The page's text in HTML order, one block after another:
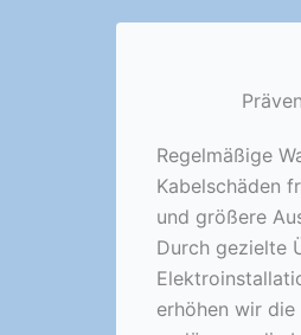
Regelmäßige
Kabelschäden
und größere
Durch gezielte
erhöhen wir